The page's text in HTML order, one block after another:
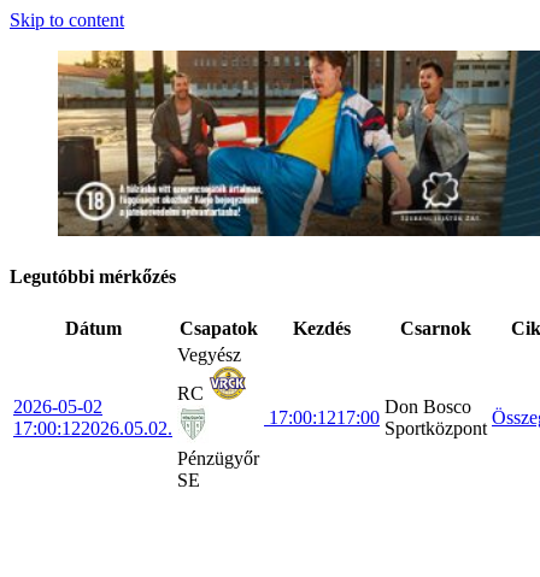
Skip to content
Legutóbbi mérkőzés
Dátum Csapatok Kezdés Csarnok
2026-05-02
17:00:122026.05.02.
Vegyész
RC
Pénzügyőr
SE
17:00:1217:00
Don Bosco
Sportközpont